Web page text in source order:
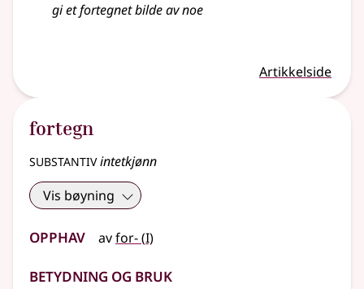
gi et fortegnet bilde av noe
Artikkelside
fortegn
substantivintetkjønn
Vis bøyning
Opphav avfor-(1
I)
Betydning og bruk